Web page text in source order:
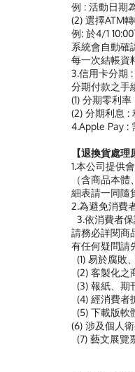
例 : 活動日期
(2) 選擇ATM
例: 於4/1
系統會自動確
每一次結帳資
3.信用卡分期
分期付款之手
(1) 分期零利率
(2) 分期利息 :
4.Apple Pay :
【退換貨處理
1.本公司提供
（含商品本
細表請一同隨
2.為避免消費
3.依消費者
請務必詳閱商
有任何疑問請
(1) 易於腐敗
(2) 客製化之
(3) 報紙、期
(4) 經消費者
(5) 下載版軟
(6) 涉及個人
(7) 藝文展覽